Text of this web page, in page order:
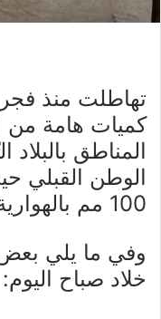
كميات هامة من
المناطق
الوطن القبلي
100 مم بالهوارية و70 مم ببني خلّاد.
وفي ما يلي
خلاد صباح اليوم: